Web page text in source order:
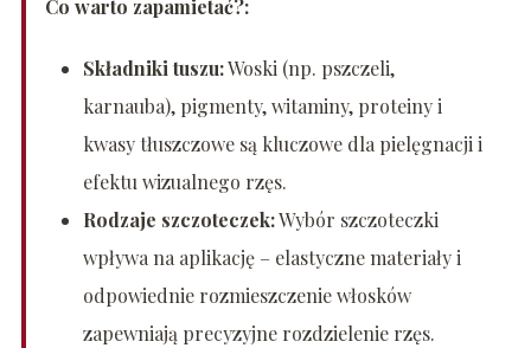
Co warto zapamietać?:
Składniki tuszu:Woski (np. pszczeli,
karnauba), pigmenty, witaminy, proteiny i
kwasy tłuszczowe są kluczowe dla pielęgnacji i
efektu wizualnego rzęs.
Rodzaje szczoteczek:Wybór szczoteczki
wpływa na aplikację – elastyczne materiały i
odpowiednie rozmieszczenie włosków
zapewniają precyzyjne rozdzielenie rzęs.